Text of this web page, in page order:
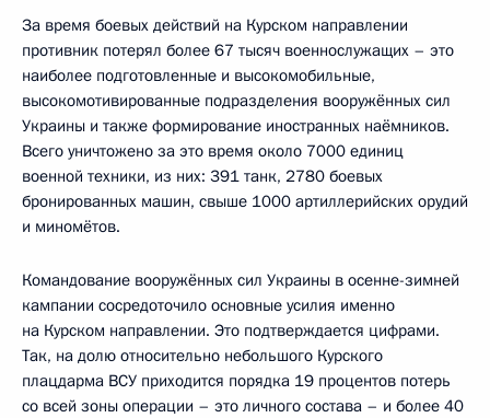
За время боевых действий на Курском направлении
противник потерял более 67 тысяч военнослужащих – это
наиболее подготовленные и высокомобильные,
высокомотивированные подразделения вооружённых сил
Украины и также формирование иностранных наёмников.
Всего уничтожено за это время около 7000 единиц
военной техники, из них: 391 танк, 2780 боевых
бронированных машин, свыше 1000 артиллерийских орудий
и миномётов.
Командование вооружённых сил Украины в осенне-зимней
кампании сосредоточило основные усилия именно
на Курском направлении. Это подтверждается цифрами.
Так, на долю относительно небольшого Курского
плацдарма ВСУ приходится порядка 19 процентов потерь
со всей зоны операции – это личного состава – и более 40